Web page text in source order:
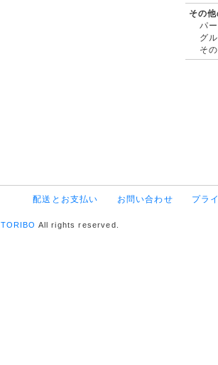
その
パ
グ
そ
配送とお支払い お問い合わせ プラ
TORIBO All rights reserved.